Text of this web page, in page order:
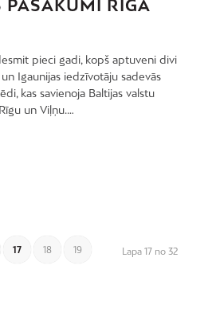
PASĀKUMI RĪGĀ
pieci gadi, kopš aptuveni divi
Igaunijas iedzīvotāju sadevās
kas savienoja Baltijas valstu
un Viļņu.…
Lapa 17 no 32
17 18 19